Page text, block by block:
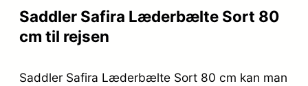
Saddler Safira Læderbælte Sort 80
cm til rejsen
Saddler Safira Læderbælte Sort 80 cm kan man